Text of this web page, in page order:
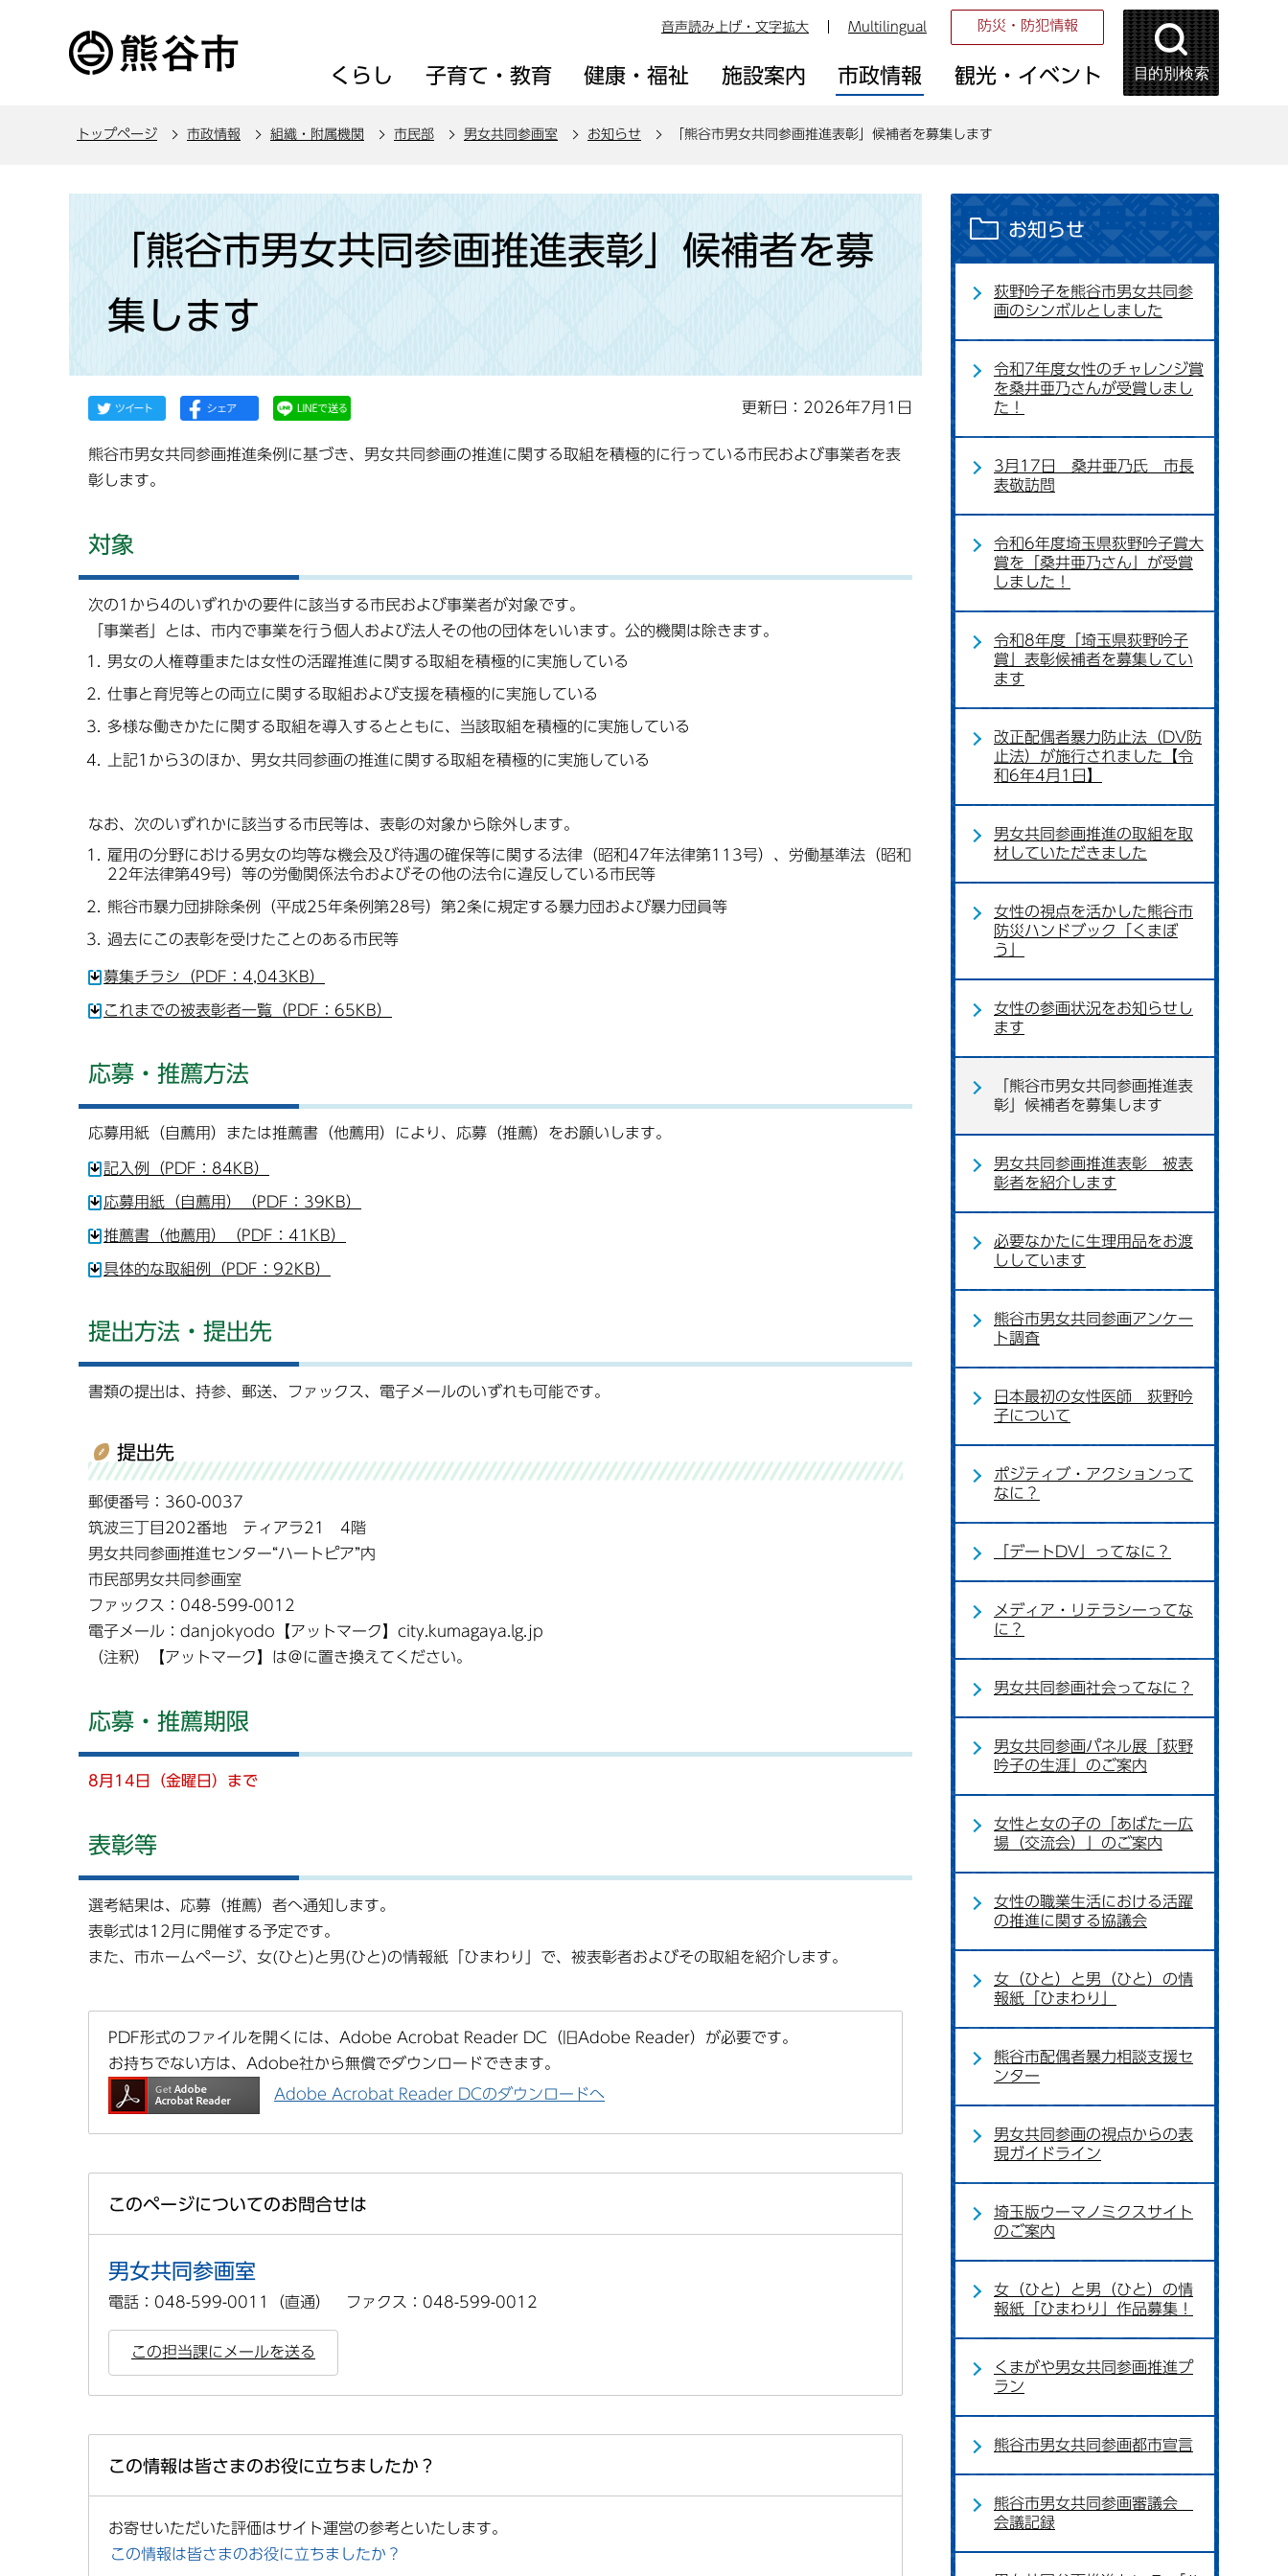
音声読み上げ・文字拡大 Multilingual 防災・防犯情報
くらし 子育て・教育 健康・福祉 施設案内 市政情報 観光・イベント 目的別検索
トップページ 市政情報 組織・附属機関 市民部 男女共同参画室 お知らせ 「熊谷市男女共同参画推進表彰」候補者を募集します
「熊谷市男女共同参画推進表彰」候補者を募
集します
更新日：2026年7月1日
熊谷市男女共同参画推進条例に基づき、男女共同参画の推進に関する取組を積極的に行っている市民および事業者を表
彰します。
対象
次の1から4のいずれかの要件に該当する市民および事業者が対象です。
「事業者」とは、市内で事業を行う個人および法人その他の団体をいいます。公的機関は除きます。
男女の人権尊重または女性の活躍推進に関する取組を積極的に実施している
仕事と育児等との両立に関する取組および支援を積極的に実施している
多様な働きかたに関する取組を導入するとともに、当該取組を積極的に実施している
上記1から3のほか、男女共同参画の推進に関する取組を積極的に実施している
なお、次のいずれかに該当する市民等は、表彰の対象から除外します。
雇用の分野における男女の均等な機会及び待遇の確保等に関する法律（昭和47年法律第113号）、労働基準法（昭和
22年法律第49号）等の労働関係法令およびその他の法令に違反している市民等
熊谷市暴力団排除条例（平成25年条例第28号）第2条に規定する暴力団および暴力団員等
過去にこの表彰を受けたことのある市民等
募集チラシ（PDF：4,043KB）
これまでの被表彰者一覧（PDF：65KB）
応募・推薦方法
応募用紙（自薦用）または推薦書（他薦用）により、応募（推薦）をお願いします。
記入例（PDF：84KB）
応募用紙（自薦用）（PDF：39KB）
推薦書（他薦用）（PDF：41KB）
具体的な取組例（PDF：92KB）
提出方法・提出先
書類の提出は、持参、郵送、ファックス、電子メールのいずれも可能です。
提出先
郵便番号：360-0037
筑波三丁目202番地 ティアラ21 4階
男女共同参画推進センター“ハートピア”内
市民部男女共同参画室
ファックス：048-599-0012
電子メール：danjokyodo【アットマーク】city.kumagaya.lg.jp
（注釈）【アットマーク】は＠に置き換えてください。
応募・推薦期限
8月14 日（金曜日）まで
表彰等
選考結果は、応募（推薦）者へ通知します。
表彰式は12月に開催する予定です。
また、市ホームページ、女(ひと)と男(ひと)の情報紙「ひまわり」で、被表彰者およびその取組を紹介します。
PDF形式のファイルを開くには、Adobe Acrobat Reader DC（旧Adobe Reader）が必要です。
お持ちでない方は、Adobe社から無償でダウンロードできます。
Adobe Acrobat Reader DCのダウンロードへ
このページについてのお問合せは
男女共同参画室
電話：048-599-0011（直通） ファクス：048-599-0012
この担当課にメールを送る
この情報は皆さまのお役に立ちましたか？
お寄せいただいた評価はサイト運営の参考といたします。
この情報は皆さまのお役に立ちましたか？
お知らせ
荻野吟子を熊谷市男女共同参
画のシンボルとしました
令和7年度女性のチャレンジ賞
を桑井亜乃さんが受賞しまし
た！
3月17日 桑井亜乃氏 市長
表敬訪問
令和6年度埼玉県荻野吟子賞大
賞を「桑井亜乃さん」が受賞
しました！
令和8年度「埼玉県荻野吟子
賞」表彰候補者を募集してい
ます
改正配偶者暴力防止法（DV防
止法）が施行されました【令
和6年4月1日】
男女共同参画推進の取組を取
材していただきました
女性の視点を活かした熊谷市
防災ハンドブック「くまぼ
う」
女性の参画状況をお知らせし
ます
「熊谷市男女共同参画推進表
彰」候補者を募集します
男女共同参画推進表彰 被表
彰者を紹介します
必要なかたに生理用品をお渡
ししています
熊谷市男女共同参画アンケー
ト調査
日本最初の女性医師 荻野吟
子について
ポジティブ・アクションって
なに？
「デートDV」ってなに？
メディア・リテラシーってな
に？
男女共同参画社会ってなに？
男女共同参画パネル展「荻野
吟子の生涯」のご案内
女性と女の子の「あばたー広
場（交流会）」のご案内
女性の職業生活における活躍
の推進に関する協議会
女（ひと）と男（ひと）の情
報紙「ひまわり」
熊谷市配偶者暴力相談支援セ
ンター
男女共同参画の視点からの表
現ガイドライン
埼玉版ウーマノミクスサイト
のご案内
女（ひと）と男（ひと）の情
報紙「ひまわり」作品募集！
くまがや男女共同参画推進プ
ラン
熊谷市男女共同参画都市宣言
熊谷市男女共同参画審議会
会議記録